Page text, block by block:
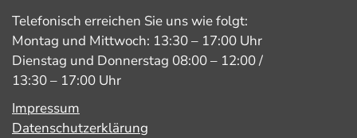
Telefonisch erreichen Sie uns wie folgt:
Montag und Mittwoch: 13:30 – 17:00 Uhr
Dienstag und Donnerstag 08:00 – 12:00 /
13:30 – 17:00 Uhr
Impressum
Datenschutzerklärung